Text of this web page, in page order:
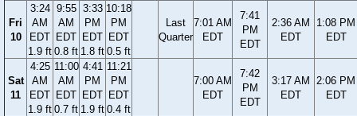
Fri
10
3:24
AM
EDT
1.9 ft
9:55
AM
EDT
0.8 ft
3:33
PM
EDT
1.8 ft
10:18
PM
EDT
0.5 ft
Last
Quarter
7:01 AM
EDT
7:41
PM
EDT
2:36 AM
EDT
1:08 PM
EDT
Sat
11
4:25
AM
EDT
1.9 ft
11:00
AM
EDT
0.7 ft
4:41
PM
EDT
1.9 ft
11:21
PM
EDT
0.4 ft
7:00 AM
EDT
7:42
PM
EDT
3:17 AM
EDT
2:06 PM
EDT